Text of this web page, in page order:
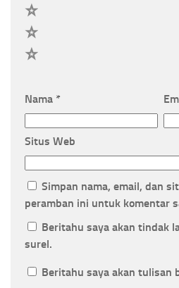
Nama *
Situs Web
Simpan nama, email, dan
peramban ini untuk komentar
Beritahu saya akan tindak
surel.
Beritahu saya akan tulisan